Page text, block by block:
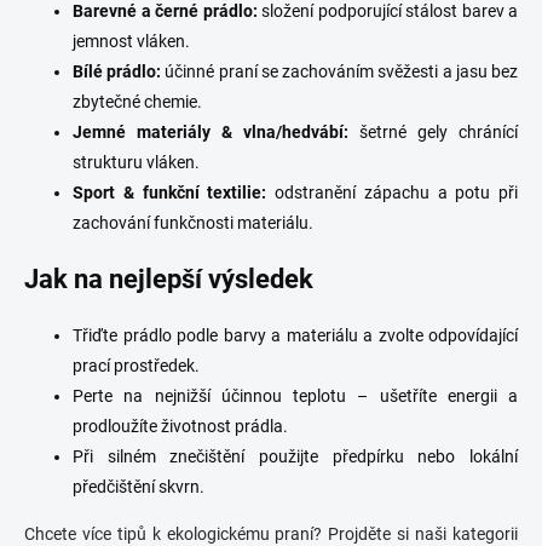
i
Barevné a černé prádlo: složení podporující stálost barev a
jemnost vláken.
Bílé prádlo: účinné praní se zachováním svěžesti a jasu bez
zbytečné chemie.
Jemné materiály & vlna/hedvábí: šetrné gely chránící
strukturu vláken.
Sport & funkční textilie: odstranění zápachu a potu při
zachování funkčnosti materiálu.
Jak na nejlepší výsledek
Třiďte prádlo podle barvy a materiálu a zvolte odpovídající
prací prostředek.
Perte na nejnižší účinnou teplotu – ušetříte energii a
prodloužíte životnost prádla.
Při silném znečištění použijte předpírku nebo lokální
předčištění skvrn.
Chcete více tipů k ekologickému praní? Projděte si naši kategorii